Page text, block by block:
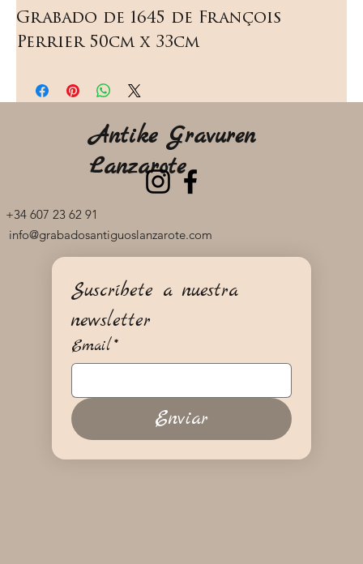
Grabado de 1645 de François
Perrier 50cm x 33cm
+34 607 23 62 91
info@grabadosantiguoslanzarote.com
Antike Gravuren
Lanzarote
Suscríbete a nuestra
newsletter
Email*
Enviar